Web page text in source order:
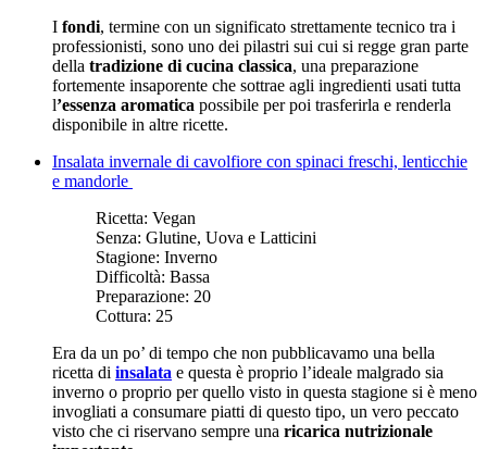
I fondi, termine con un significato strettamente tecnico tra i
professionisti, sono uno dei pilastri sui cui si regge gran parte
della tradizione di cucina classica, una preparazione
fortemente insaporente che sottrae agli ingredienti usati tutta
l’essenza aromatica possibile per poi trasferirla e renderla
disponibile in altre ricette.
Insalata invernale di cavolfiore con spinaci freschi, lenticchie
e mandorle
Ricetta: Vegan
Senza: Glutine, Uova e Latticini
Stagione: Inverno
Difficoltà: Bassa
Preparazione: 20
Cottura: 25
Era da un po’ di tempo che non pubblicavamo una bella
ricetta di insalata e questa è proprio l’ideale malgrado sia
inverno o proprio per quello visto in questa stagione si è meno
invogliati a consumare piatti di questo tipo, un vero peccato
visto che ci riservano sempre una ricarica nutrizionale